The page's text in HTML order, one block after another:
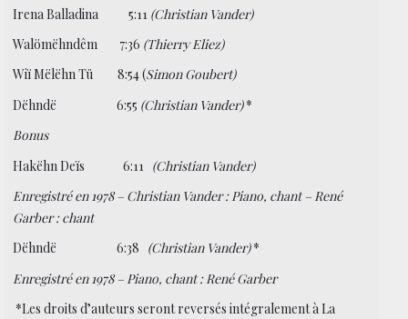
Irena Balladina
5:11 (Christian Vander)
Walömëhndêm 7:36 (Thierry Eliez)
Wiï Mëlëhn Tü 8:54 (Simon Goubert)
Dëhndë 6:55 (Christian Vander)*
Bonus
Hakëhn Deïs 6:11
(Christian Vander)
Enregistré en 1978 – Christian Vander : Piano, chant – René
Garber : chant
Dëhndë 6:38 (Christian Vander)*
Enregistré en 1978 – Piano, chant : René Garber
*Les droits d’auteurs seront reversés intégralement à La